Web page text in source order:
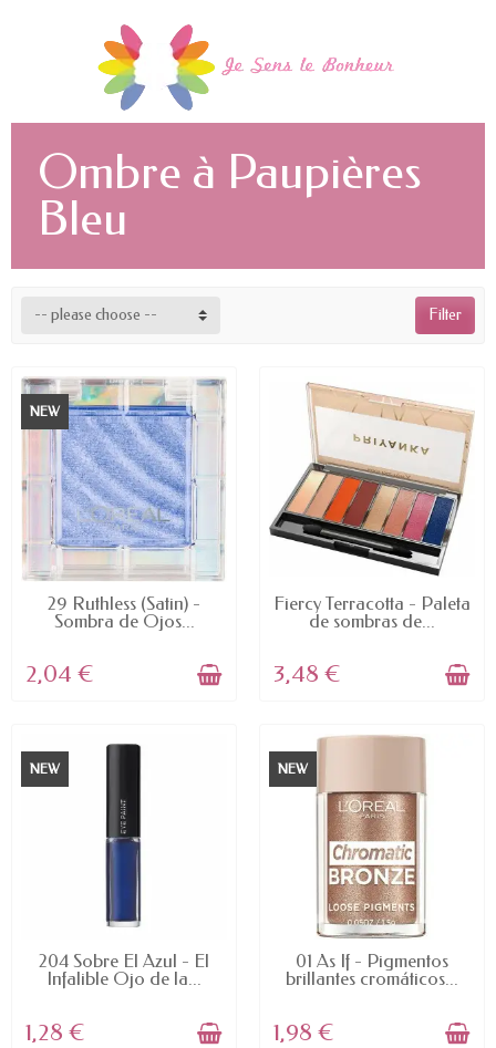
Ombre à Paupières
Bleu
Filter
-- please choose --
NEW
AVAILABLE
29 Ruthless (Satin) -
Sombra de Ojos...
2,04 €
AVAILABLE
Fiercy Terracotta - Paleta
de sombras de...
3,48 €
NEW
AVAILABLE
204 Sobre El Azul - El
Infalible Ojo de la...
1,28 €
NEW
AVAILABLE
01 As If - Pigmentos
brillantes cromáticos...
1,98 €